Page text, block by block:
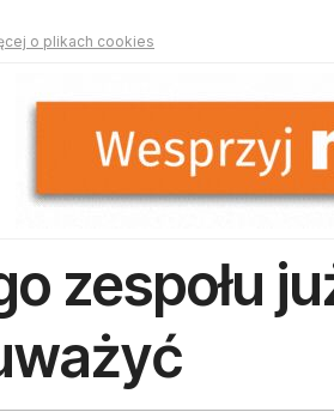
o plikach cookies
zespołu